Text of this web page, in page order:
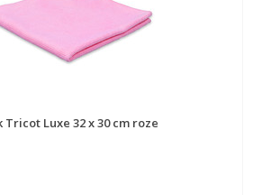
Luxe 32 x 30 cm roze